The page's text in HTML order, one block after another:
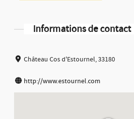
Informations de contact
Château Cos d'Estournel, 33180
http://www.estournel.com